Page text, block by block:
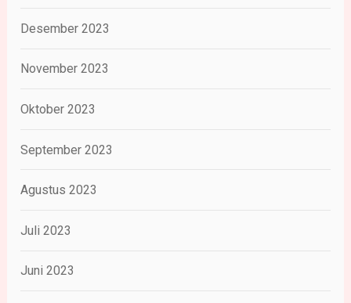
Desember 2023
November 2023
Oktober 2023
September 2023
Agustus 2023
Juli 2023
Juni 2023